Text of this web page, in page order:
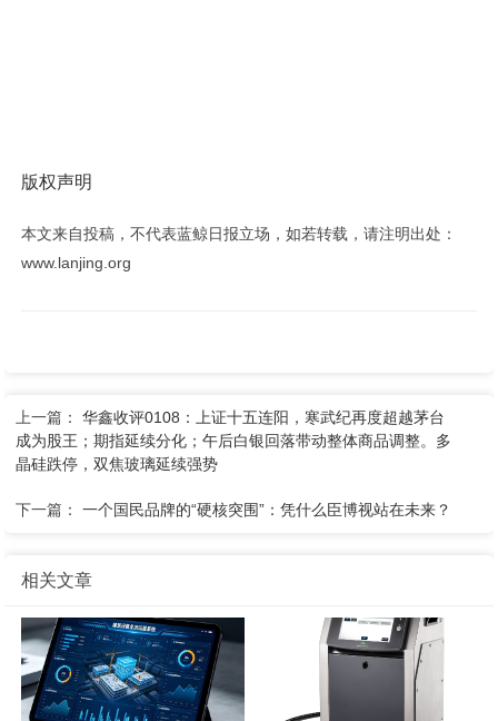
版权声明
本文来自投稿，不代表蓝鲸日报立场，如若转载，请注明出处：
www.lanjing.org
上一篇：华鑫收评0108：上证十五连阳，寒武纪再度超越茅台
成为股王；期指延续分化；午后白银回落带动整体商品调整。多
晶硅跌停，双焦玻璃延续强势
下一篇：一个国民品牌的“硬核突围”：凭什么臣博视站在未来？
相关文章